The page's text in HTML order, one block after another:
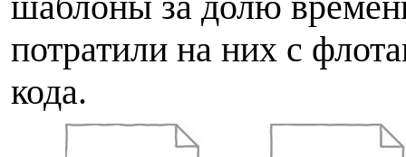
потратили на них с
кода.